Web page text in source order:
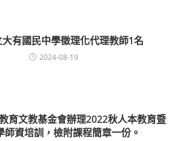
有國民中學徵理化代理教師1名
2024-08-19
育文教基金會辦理2022秋人本教育暨
師資培訓，檢附課程簡章一份。